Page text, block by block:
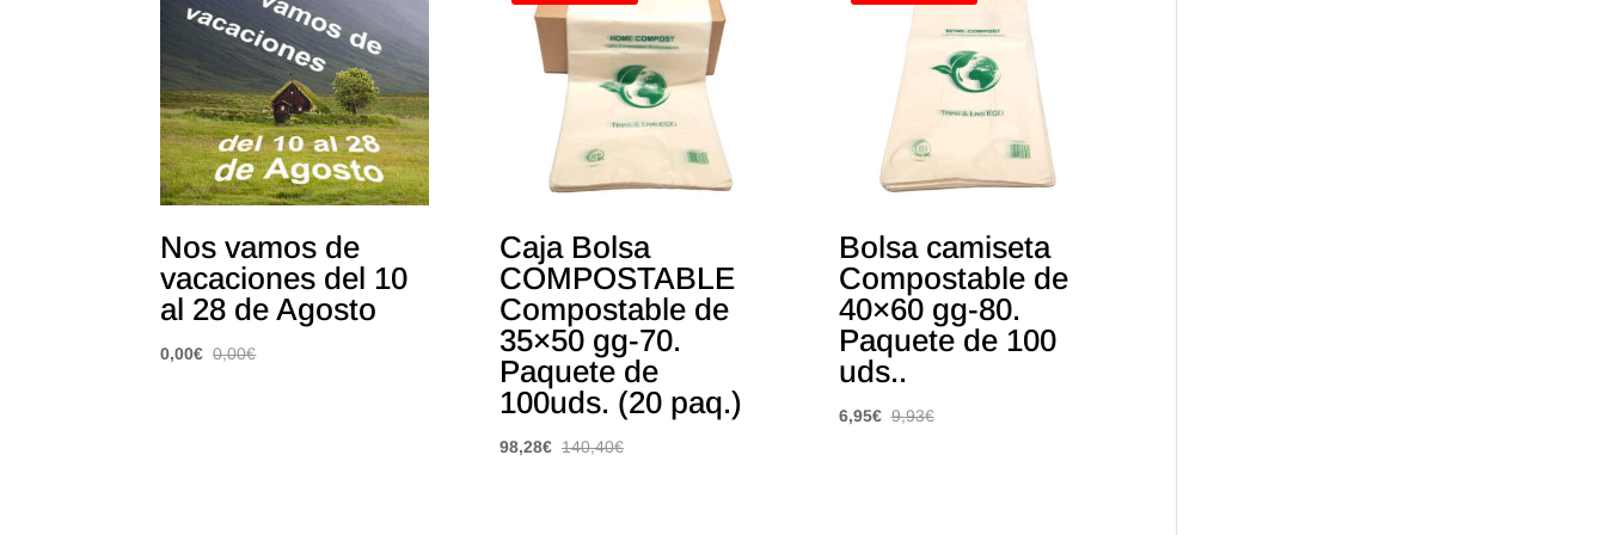
Nos vamos de
vacaciones del 10
al 28 de Agosto
0,00€ 0,00€
Caja Bolsa
COMPOSTABLE
Compostable de
35×50 gg-70.
Paquete de
100uds. (20 paq.)
98,28€ 140,40€
Bolsa camiseta
Compostable de
40×60 gg-80.
Paquete de 100
uds..
6,95€ 9,93€